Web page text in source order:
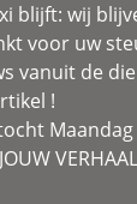
blijft: wij
voor uw
vanuit de
!